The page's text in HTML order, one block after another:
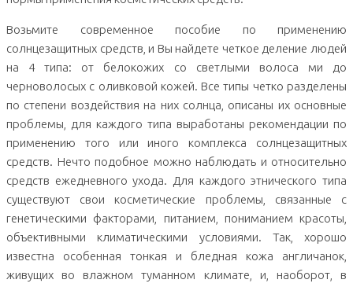
Возьмите современное пособие по применению
солнцезащитных средств, и Вы найдете четкое деление людей
на 4 типа: от белокожих со светлыми волоса ми до
черноволосых с оливковой кожей. Все типы четко разделены
по степени воздействия на них солнца, описаны их основные
проблемы, для каждого типа выработаны рекомендации по
применению того или иного комплекса солнцезащитных
средств. Нечто подобное можно наблюдать и относительно
средств ежедневного ухода. Для каждого этнического типа
существуют свои косметические проблемы, связанные с
генетическими факторами, питанием, пониманием красоты,
объективными климатическими условиями. Так, хорошо
известна особенная тонкая и бледная кожа англичанок,
живущих во влажном туманном климате, и, наоборот, в